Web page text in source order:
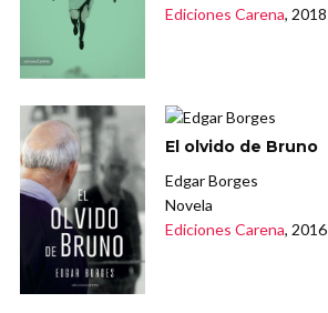
Ediciones Carena, 2018
El olvido de Bruno
Edgar Borges
Novela
Ediciones Carena, 2016